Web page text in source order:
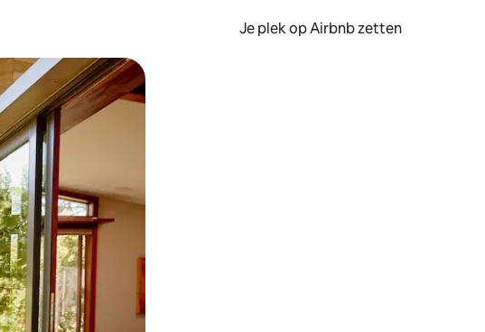
Je plek op Airbnb zetten
door te tikken of swipen.